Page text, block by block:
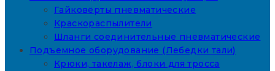
Гайковёрты пневматические
Краскораспылители
Шланги соединительные пневматические
Подъемное оборудование (Лебедки тали)
Крюки, такелаж, блоки для тросса